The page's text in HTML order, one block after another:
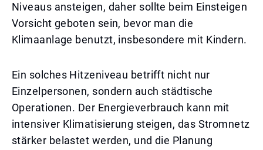
Niveaus ansteigen, daher sollte beim Einsteigen
Vorsicht geboten sein, bevor man die
Klimaanlage benutzt, insbesondere mit Kindern.
Ein solches Hitzeniveau betrifft nicht nur
Einzelpersonen, sondern auch städtische
Operationen. Der Energieverbrauch kann mit
intensiver Klimatisierung steigen, das Stromnetz
stärker belastet werden, und die Planung